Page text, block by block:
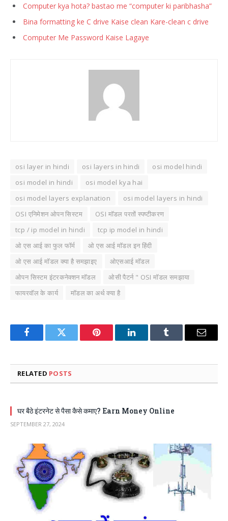
Computer kya hota? bastao me “computer ki paribhasha”
Bina formatting ke C drive Kaise clean Kare-clean c drive
Computer Me Password Kaise Lagaye
osi layer in hindi osi layers in hindi
osi model hindi
osi model in hindi
osi model kya hai
osi model layers explanation
osi model layers in hindi
OSI एनिमेशन ओपन सिस्टम
OSI मॉडल परतों स्पष्टीकरण
tcp / ip model in hindi
tcp ip model in hindi
ओ एस आई का फुल फॉर्म
ओ एस आई मॉडल इन हिंदी
ओ एस आई मॉडल क्या है समझाइए
ओएसआई मॉडल
ओपन सिस्टम इंटरकनेक्शन मॉडल
ओसी पैटर्न " OSI मॉडल समझाया
फायरवॉल के कार्य
मॉडल का अर्थ क्या है
FacebookTwitter Pinterest LinkedInTumblr Email
RELATED POSTS
घर बैठे इंटरनेट से पैसा कैसे कमाए? Earn Money Online
SEPTEMBER 27, 2024